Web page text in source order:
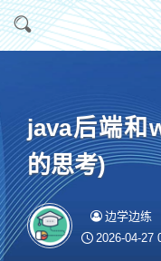
java后端和
的思考)
边学边练
2026-04-27